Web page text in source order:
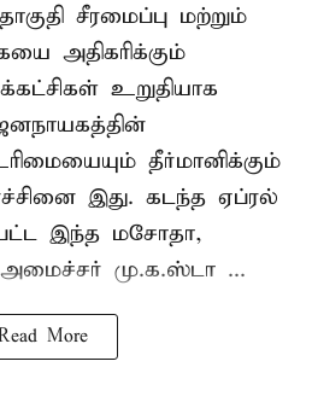
சீரமைப்பு மற்றும்
அதிகரிக்கும்
உறுதியாக
தீர்மானிக்கும்
இது. கடந்த ஏப்ரல்
இந்த மசோதா,
மு.க.ஸ்டா ...
More